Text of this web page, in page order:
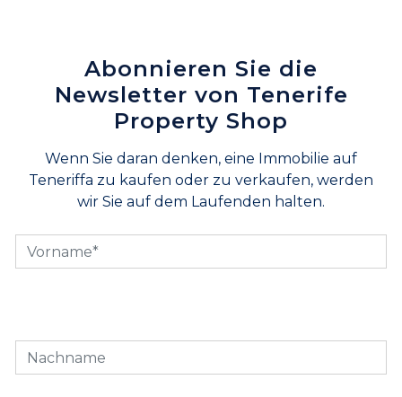
Abonnieren Sie die
Newsletter von Tenerife
Property Shop
Wenn Sie daran denken, eine Immobilie auf
Teneriffa zu kaufen oder zu verkaufen, werden
wir Sie auf dem Laufenden halten.